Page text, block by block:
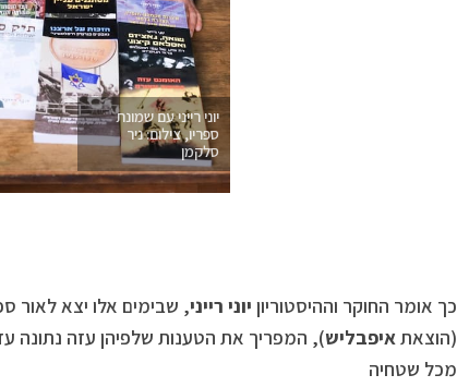
יוני רייני עם שמונת
ספריו, צילום: ניר
סלקמן
כך אומר החוקר וההיסטוריון יוני רייני, שבימים אלו יצא לאור
(הוצאתאיפבליש), המפריך את הטענות שלפיהן עזה נתונה
מכל שטחיה